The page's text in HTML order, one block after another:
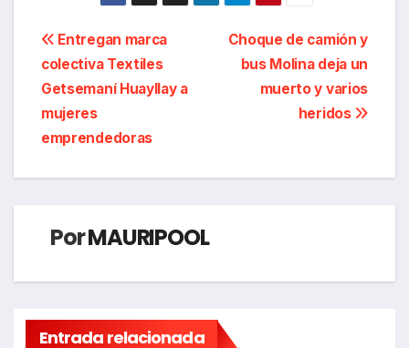
Navegación
de
entradas
Choque de camión y
bus Molina deja un
muerto y varios
heridos
Entregan marca
colectiva Textiles
Getsemaní Huayllay a
mujeres
emprendedoras
PorMAURIPOOL
Entrada relacionada